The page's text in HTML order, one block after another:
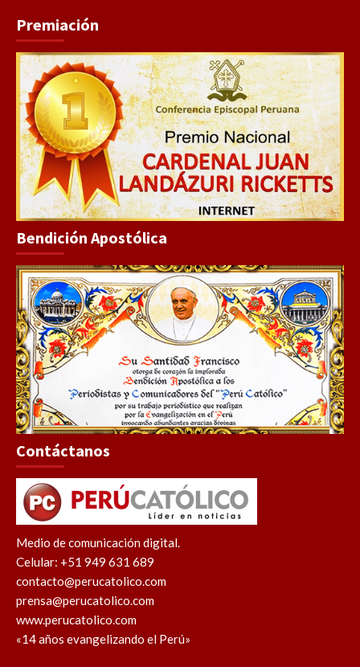
Premiación
Bendición Apostólica
Contáctanos
Medio de comunicación digital.
Celular: +51 949 631 689
contacto@perucatolico.com
prensa@perucatolico.com
www.perucatolico.com
«14 años evangelizando el Perú»